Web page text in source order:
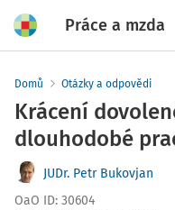
Práce a mzda
Domů Otázky a odpovědi
Krácení
dlouhodobé
JUDr. Petr Bukovjan
OaO ID: 30604